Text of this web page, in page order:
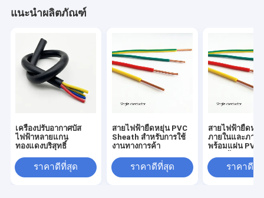
แนะนำผลิตภัณฑ์
เครื่องปรับอากาศบัส
ไฟฟ้าหลายแกน
ทองแดงบริสุทธิ์
ราคาดีที่สุด
สายไฟฟ้ายืดหยุ่น PVC
Sheath สําหรับการใช้
งานทางการค้า
ราคาดีที่สุด
สายไฟฟ้ายืดหยุ่
ภายในและภาย
พร้อมแผ่น PVC
ราคาดีที่